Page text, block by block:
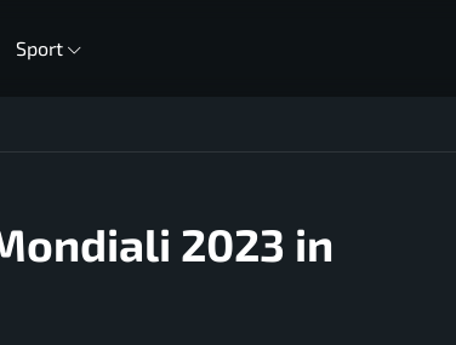
Sport
2023 in